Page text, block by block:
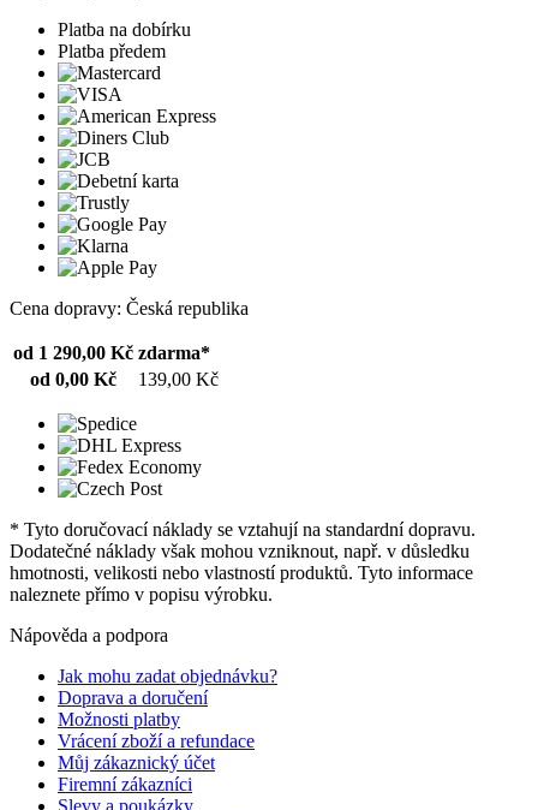
Platba na dobírku
Platba předem
Cena dopravy: Česká republika
od 1 290,00 Kč zdarma*
od 0,00 Kč
139,00 Kč
* Tyto doručovací náklady se vztahují na standardní dopravu.
Dodatečné náklady však mohou vzniknout, např. v důsledku
hmotnosti, velikosti nebo vlastností produktů. Tyto informace
naleznete přímo v popisu výrobku.
Nápověda a podpora
Jak mohu zadat objednávku?
Doprava a doručení
Možnosti platby
Vrácení zboží a refundace
Můj zákaznický účet
Firemní zákazníci
Slevy a poukázky